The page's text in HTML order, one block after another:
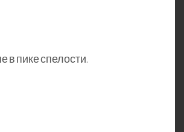
в пике спелости.